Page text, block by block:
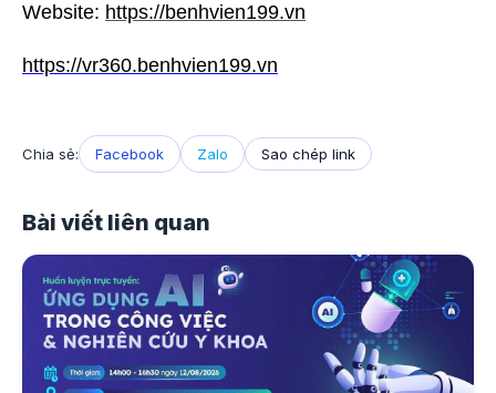
Website: https://benhvien199.vn
https://vr360.benhvien199.vn
Chia sẻ: Facebook Zalo Sao chép link
Bài viết liên quan